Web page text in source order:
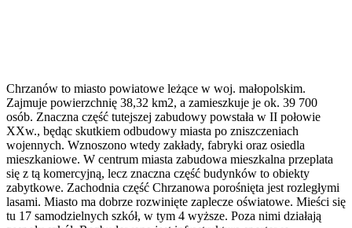
Chrzanów to miasto powiatowe leżące w woj. małopolskim.
Zajmuje powierzchnię 38,32 km2, a zamieszkuje je ok. 39 700
osób. Znaczna część tutejszej zabudowy powstała w II połowie
XXw., będąc skutkiem odbudowy miasta po zniszczeniach
wojennych. Wznoszono wtedy zakłady, fabryki oraz osiedla
mieszkaniowe. W centrum miasta zabudowa mieszkalna przeplata
się z tą komercyjną, lecz znaczna część budynków to obiekty
zabytkowe. Zachodnia część Chrzanowa porośnięta jest rozległymi
lasami. Miasto ma dobrze rozwinięte zaplecze oświatowe. Mieści się
tu 17 samodzielnych szkół, w tym 4 wyższe. Poza nimi działają